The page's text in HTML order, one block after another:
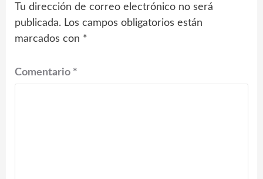
Tu dirección de correo electrónico no será
publicada. Los campos obligatorios están
marcados con *
Comentario *